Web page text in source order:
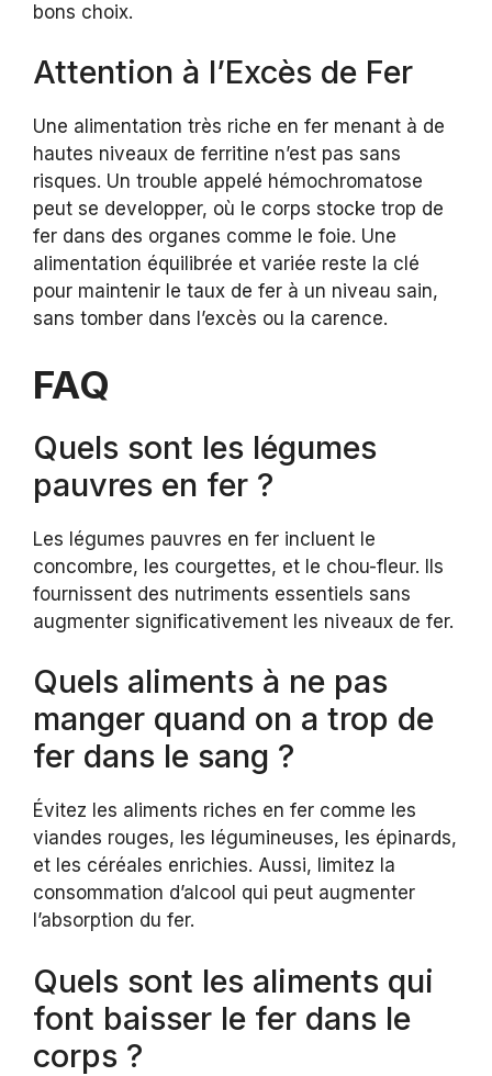
bons choix.
Attention à l’Excès de Fer
Une alimentation très riche en fer menant à de
hautes niveaux de ferritine n’est pas sans
risques. Un trouble appelé hémochromatose
peut se developper, où le corps stocke trop de
fer dans des organes comme le foie. Une
alimentation équilibrée et variée reste la clé
pour maintenir le taux de fer à un niveau sain,
sans tomber dans l’excès ou la carence.
FAQ
Quels sont les légumes
pauvres en fer ?
Les légumes pauvres en fer incluent le
concombre, les courgettes, et le chou-fleur. Ils
fournissent des nutriments essentiels sans
augmenter significativement les niveaux de fer.
Quels aliments à ne pas
manger quand on a trop de
fer dans le sang ?
Évitez les aliments riches en fer comme les
viandes rouges, les légumineuses, les épinards,
et les céréales enrichies. Aussi, limitez la
consommation d’alcool qui peut augmenter
l’absorption du fer.
Quels sont les aliments qui
font baisser le fer dans le
corps ?